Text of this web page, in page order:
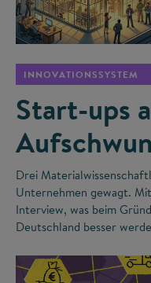
INNOVATIONSSYSTEM
Start-ups
Drei
Unternehmen gewagt.
Interview, was beim
Deutschland besser